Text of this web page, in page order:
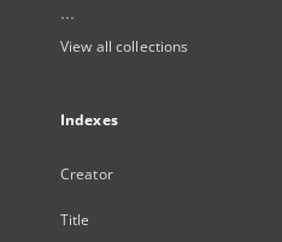
...
View all collections
Indexes
Creator
Title